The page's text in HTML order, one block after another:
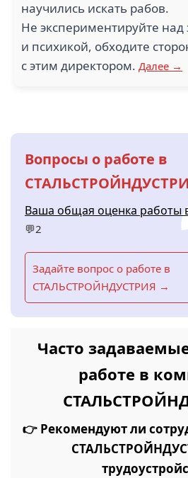
научились искать рабов.
Не экспериментируйте над
и психикой, обходите
с этим директором. Далее →
Вопросы о работе в
Ваша общая оценка работы
💬2
Задайте вопрос о работе в
СТАЛЬСТРОЙНДУСТРИЯ →
Часто
работе в
👉 Рекомендуют ли